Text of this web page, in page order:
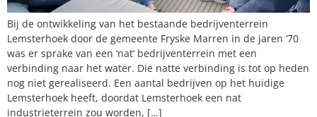
Bij de ontwikkeling van het bestaande bedrijventerrein
Lemsterhoek door de gemeente Fryske Marren in de jaren ‘70
was er sprake van een ‘nat’ bedrijventerrein met een
verbinding naar het water. Die natte verbinding is tot op heden
nog niet gerealiseerd. Een aantal bedrijven op het huidige
Lemsterhoek heeft, doordat Lemsterhoek een nat
industrieterrein zou worden, […]